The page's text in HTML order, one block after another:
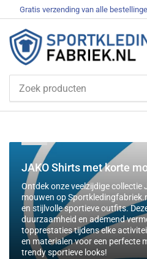
Gratis verzending van alle
C
o
l
l
e
c
t
JAKO Shirts met korte
Ontdek onze veelzijdige collectie
mouwen op
en stijlvolle sportieve outfits.
duurzaamheid en ademend
topprestaties tijdens elke
en materialen voor een perfecte
trendy sportieve looks!